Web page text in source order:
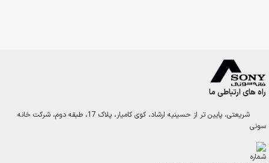
راه های ارتباطی ما
شریعتی، پایین تر از حسینیه ارشاد، کوی کامیار، پلاک 17، طبقه دوم، شرکت خانه
سونی